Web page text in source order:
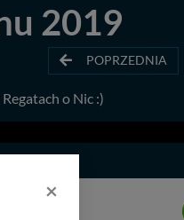
2019
POPRZEDNIA
o Nic :)
×